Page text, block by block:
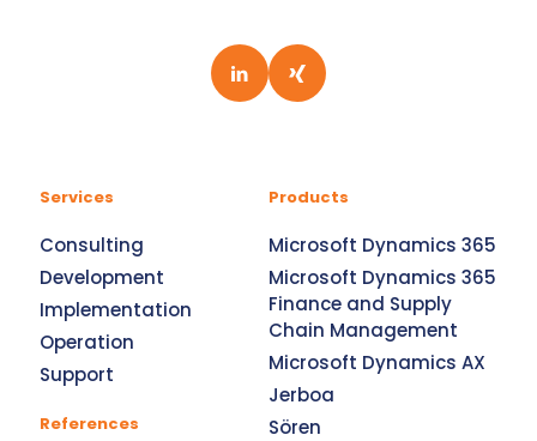
Services
Consulting
Development
Implementation
Operation
Support
References
Products
Microsoft Dynamics 365
Microsoft Dynamics 365
Finance and Supply
Chain Management
Microsoft Dynamics AX
Jerboa
Sören